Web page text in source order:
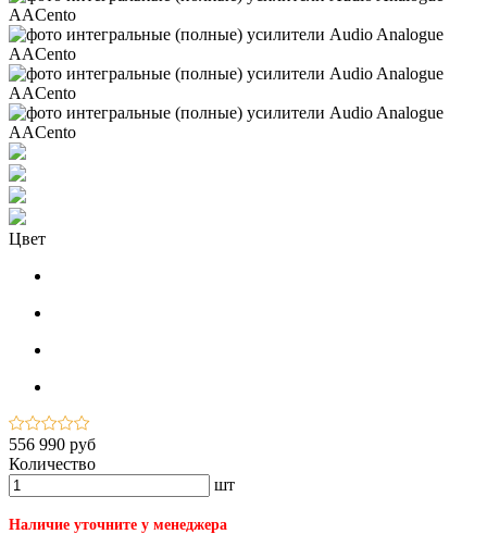
Цвет
556 990 руб
Количество
шт
Наличие уточните у менеджера